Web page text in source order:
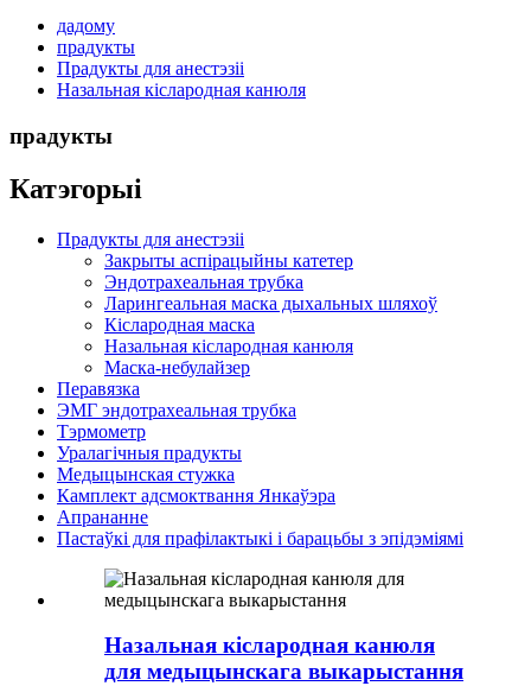
дадому
прадукты
Прадукты для анестэзіі
Назальная кіслародная канюля
прадукты
Катэгорыі
Прадукты для анестэзіі
Закрыты аспірацыйны катетер
Эндотрахеальная трубка
Ларингеальная маска дыхальных шляхоў
Кіслародная маска
Назальная кіслародная канюля
Маска-небулайзер
Перавязка
ЭМГ эндотрахеальная трубка
Тэрмометр
Уралагічныя прадукты
Медыцынская стужка
Камплект адсмоктвання Янкаўэра
Апрананне
Пастаўкі для прафілактыкі і барацьбы з эпідэміямі
Назальная кіслародная канюля
для медыцынскага выкарыстання